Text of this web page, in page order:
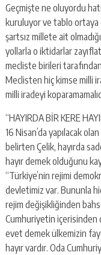
Geçmişte ne oluyordu
kuruluyor ve tablo ortaya
şartsız millete ait
yollarla o iktidarlar
mecliste birileri
Meclisten hiç kimse milli
milli iradeyi
“HAYIRDA BİR KERE
16 Nisan’da yapılacak
belirten Çelik, hayırda
hayır demek olduğunu
“Türkiye’nin rejimi
devletimiz var. Bununla
rejim değişikliğinden
Cumhuriyetin içerisinden
evet demek ülkemizin
hayır vardır. Oda